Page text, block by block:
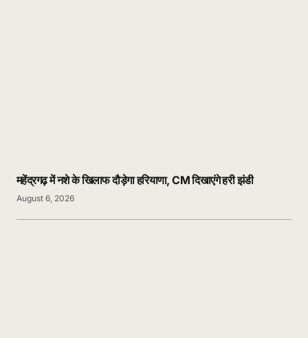
महेंद्रगढ़ में नशे के खिलाफ दौड़ेगा हरियाणा, CM दिखाएंगे हरी झंडी
August 6, 2026